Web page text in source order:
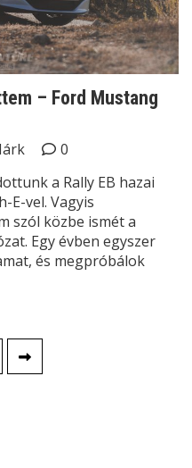
– Ford Mustang
0
a Rally EB hazai
E-vel. Vagyis
szól közbe ismét a
Egy évben egyszer
és megpróbálok